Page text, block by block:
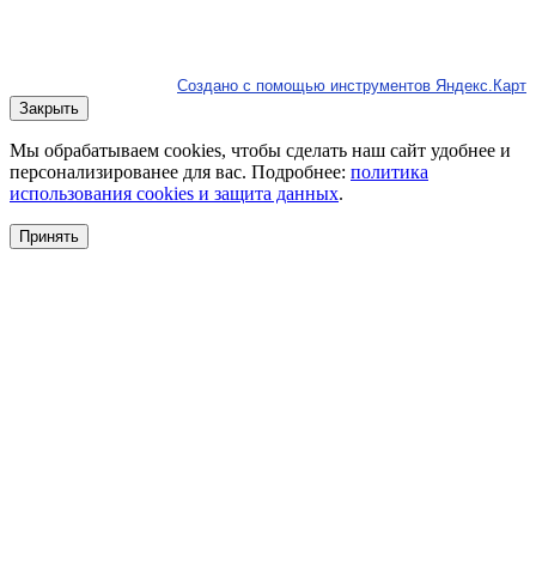
Создано с помощью инструментов Яндекс.Карт
Закрыть
Мы обрабатываем cookies, чтобы сделать наш сайт удобнее и
персонализированее для вас. Подробнее: политика
использования cookies и защита данных.
Принять